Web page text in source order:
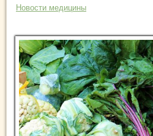
Новости медицины